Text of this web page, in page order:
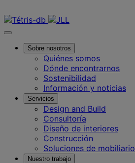
Sobre nosotros
Quiénes somos
Dónde encontrarnos
Sostenibilidad
Información y noticias
Servicios
Design and Build
Consultoría
Diseño de interiores
Construcción
Soluciones de mobiliario
Nuestro trabajo